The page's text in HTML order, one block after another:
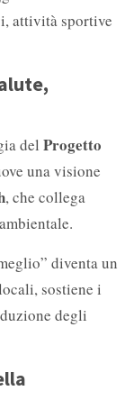
attività sportive
del Progetto
una visione
, che collega
diventa un
sostiene i
degli